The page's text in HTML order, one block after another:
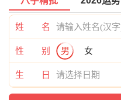
姓 名
性 别 男 女
生 日